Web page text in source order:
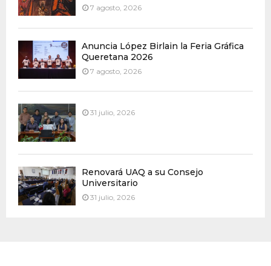
7 agosto, 2026
Anuncia López Birlain la Feria Gráfica
Queretana 2026
7 agosto, 2026
31 julio, 2026
Renovará UAQ a su Consejo
Universitario
31 julio, 2026